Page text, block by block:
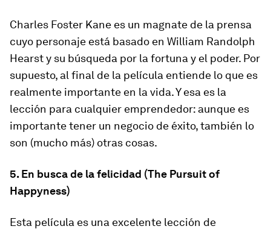
Charles Foster Kane es un magnate de la prensa
cuyo personaje está basado en William Randolph
Hearst y su búsqueda por la fortuna y el poder. Por
supuesto, al final de la película entiende lo que es
realmente importante en la vida. Y esa es la
lección para cualquier emprendedor: aunque es
importante tener un negocio de éxito, también lo
son (mucho más) otras cosas.
5. En busca de la felicidad (The Pursuit of
Happyness)
Esta película es una excelente lección de